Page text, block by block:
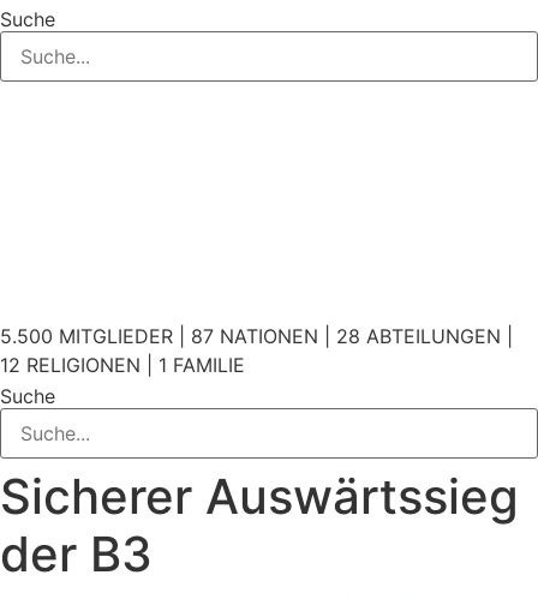
Suche
5.500 MITGLIEDER | 87 NATIONEN | 28 ABTEILUNGEN |
12 RELIGIONEN | 1 FAMILIE
Suche
Sicherer Auswärtssieg
der B3